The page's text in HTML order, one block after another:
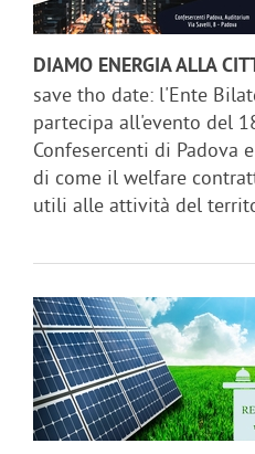
DIAMO ENERGIA ALLA
save tho date: l'Ente
partecipa all'evento del
Confesercenti di Padova
di come il welfare
utili alle attività del